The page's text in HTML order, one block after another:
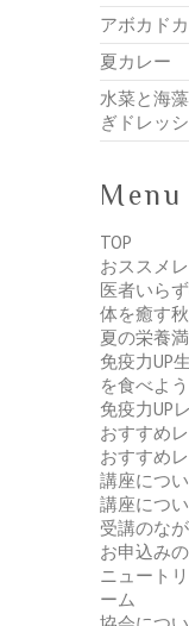
アボカド
夏カレー
水菜と海
ぎドレッ
Menu
TOP
おススメ
医者いら
体を癒す
夏の栄養
免疫力UP
を食べよう
免疫力UP
おすすめ
おすすめ
講座につ
講座につ
受講のな
お申込み
ニュート
ーム